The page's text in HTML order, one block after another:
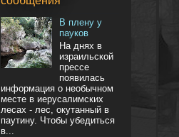
В плену у
пауков
На днях в
израильской
прессе
появилась
информация о необычном
месте в иерусалимских
лесах - лес, окутанный в
паутину. Чтобы убедиться
в...